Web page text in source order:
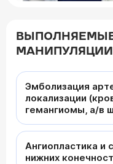
МАНИПУЛЯЦИИ
Эмболизация
локализации
гемангиомы, а/в
Ангиопластика и
нижних